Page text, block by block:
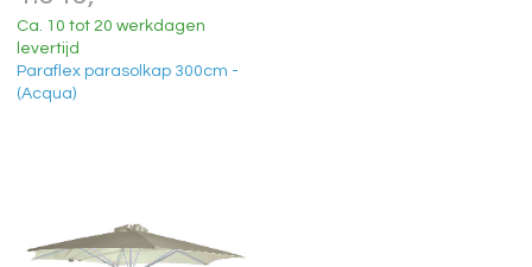
Ca. 10 tot 20 werkdagen
levertijd
Paraflex parasolkap 300cm -
(Acqua)